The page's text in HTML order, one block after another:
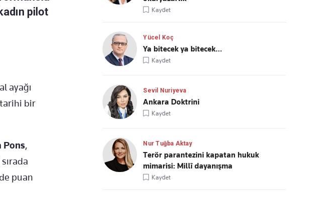
pilot
ayağı
bir
Pons,
puan
Kaydet
Yücel Koç
Ya bitecek ya bitecek…
Kaydet
Sevil Nuriyeva
Ankara Doktrini
Kaydet
Nur Tuğba Aktay
Terör parantezini kapatan hukuk
mimarisi: Millî dayanışma
Kaydet